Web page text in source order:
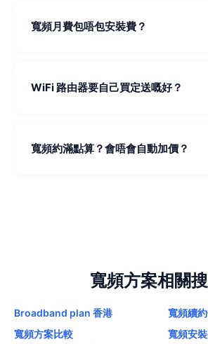
乎供應商同合約期。長約（36個月）通
個月）彈性較大但月費較高。每間覆蓋唔
寬頻月費包唔包安裝費？
案亦會送 WiFi 路由器。但要留意某啲短
需要額外收取安裝費，查詢時記得確認。
WiFi 路由器要自己買定送嘅好？
你屋企面積大或有多層，可以考慮自己買
統。組合計劃嘅贈品有時包含升級版路由
寬頻約滿點算？會唔會自動加價？
寬頻方案相關
Broadband plan 香港
寬頻方案比較
寬頻續
寬頻安